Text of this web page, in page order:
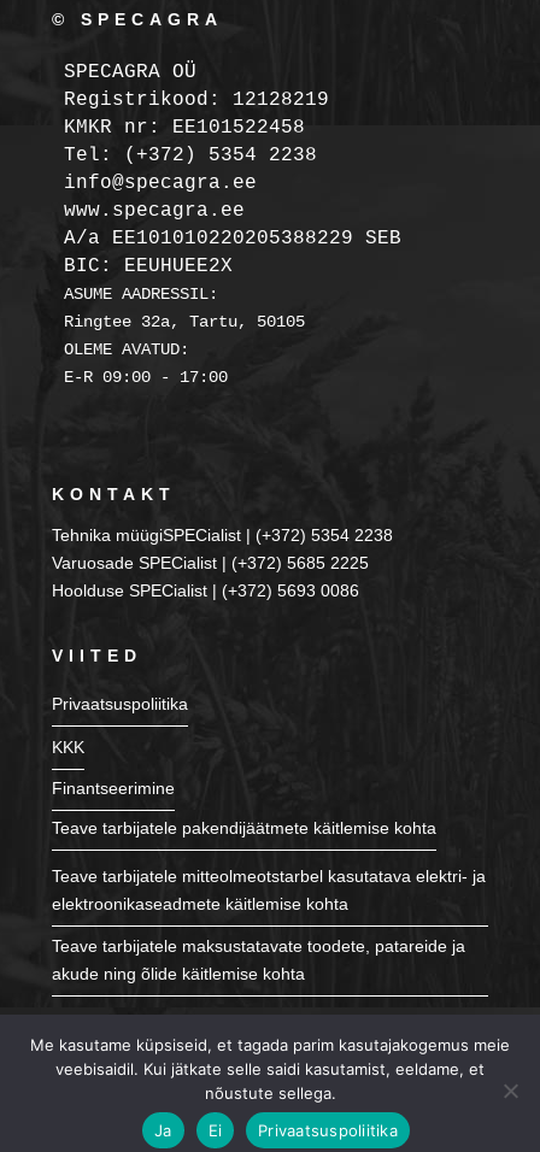
© SPECAGRA
SPECAGRA OÜ
Registrikood: 12128219
KMKR nr: EE101522458
Tel: (+372) 5354 2238
info@specagra.ee
A/a EE101010220205388229 SEB
BIC: EEUHUEE2X
ASUME AADRESSIL:
Ringtee 32a, Tartu, 50105
OLEME AVATUD:
E-R 09:00 - 17:00
KONTAKT
Tehnika müügiSPECialist | (+372) 5354 2238
Varuosade SPECialist | (+372) 5685 2225
Hoolduse SPECialist | (+372) 5693 0086
VIITED
Privaatsuspoliitika
KKK
Finantseerimine
Teave tarbijatele pakendijäätmete käitlemise kohta
Teave tarbijatele mitteolmeotstarbel kasutatava elektri- ja
elektroonikaseadmete käitlemise kohta
Teave tarbijatele maksustatavate toodete, patareide ja
akude ning õlide käitlemise kohta
JÄLGI MEID
Me kasutame küpsiseid, et tagada parim kasutajakogemus meie
veebisaidil. Kui jätkate selle saidi kasutamist, eeldame, et
nõustute sellega.
Ja
Ei Privaatsuspoliitika